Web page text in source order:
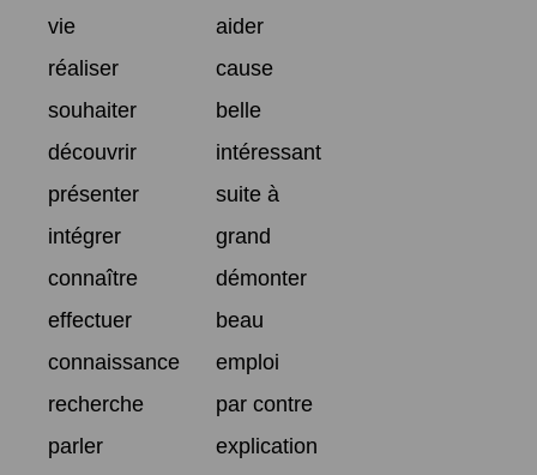
vie
aider
réaliser
cause
souhaiter
belle
découvrir
intéressant
présenter
suite à
intégrer
grand
connaître
démonter
effectuer
beau
connaissance
emploi
recherche
par contre
parler
explication